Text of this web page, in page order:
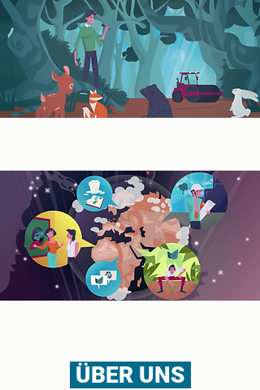
PRAKTIKA UND
FREIWILLIGENARBEIT
JOBS
ÜBER UNS